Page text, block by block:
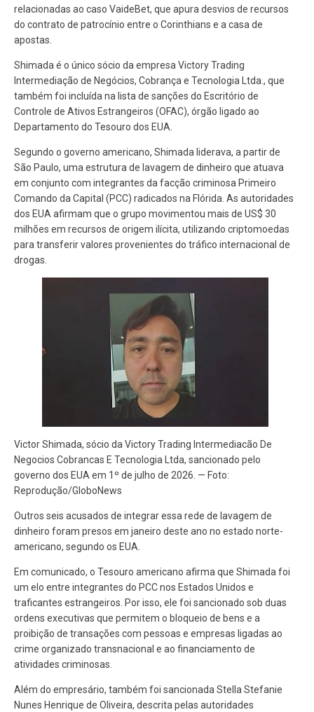
relacionadas ao caso VaideBet, que apura desvios de recursos
do contrato de patrocínio entre o Corinthians e a casa de
apostas.
Shimada é o único sócio da empresa Victory Trading
Intermediação de Negócios, Cobrança e Tecnologia Ltda., que
também foi incluída na lista de sanções do Escritório de
Controle de Ativos Estrangeiros (OFAC), órgão ligado ao
Departamento do Tesouro dos EUA.
Segundo o governo americano, Shimada liderava, a partir de
São Paulo, uma estrutura de lavagem de dinheiro que atuava
em conjunto com integrantes da facção criminosa Primeiro
Comando da Capital (PCC) radicados na Flórida. As autoridades
dos EUA afirmam que o grupo movimentou mais de US$ 30
milhões em recursos de origem ilícita, utilizando criptomoedas
para transferir valores provenientes do tráfico internacional de
drogas.
Victor Shimada, sócio da Victory Trading Intermediacão De
Negocios Cobrancas E Tecnologia Ltda, sancionado pelo
governo dos EUA em 1º de julho de 2026. — Foto:
Reprodução/GloboNews
Outros seis acusados de integrar essa rede de lavagem de
dinheiro foram presos em janeiro deste ano no estado norte-
americano, segundo os EUA.
Em comunicado, o Tesouro americano afirma que Shimada foi
um elo entre integrantes do PCC nos Estados Unidos e
traficantes estrangeiros. Por isso, ele foi sancionado sob duas
ordens executivas que permitem o bloqueio de bens e a
proibição de transações com pessoas e empresas ligadas ao
crime organizado transnacional e ao financiamento de
atividades criminosas.
Além do empresário, também foi sancionada Stella Stefanie
Nunes Henrique de Oliveira, descrita pelas autoridades